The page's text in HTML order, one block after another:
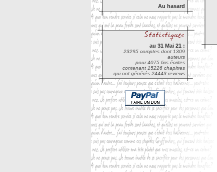
Au hasard
au 31 Mai 21 :
23295 comptes dont 1309
auteurs
pour 4075 fics écrites
contenant 15226 chapitres
qui ont générés 24443 reviews